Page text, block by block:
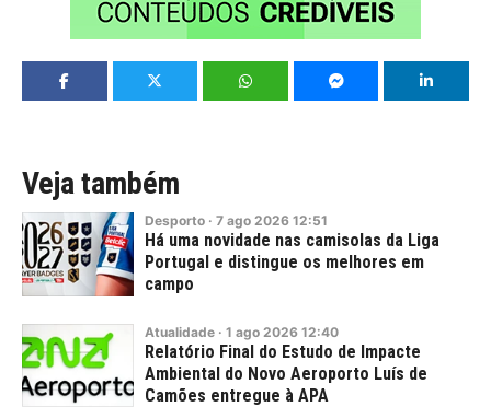
Veja também
Desporto · 7 ago 2026 12:51
Há uma novidade nas camisolas da Liga
Portugal e distingue os melhores em
campo
Atualidade · 1 ago 2026 12:40
Relatório Final do Estudo de Impacte
Ambiental do Novo Aeroporto Luís de
Camões entregue à APA